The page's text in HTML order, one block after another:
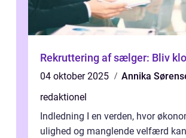
Rekruttering af sælger: Bliv
04 oktober 2025
Annika
redaktionel
Indledning I en verden, hvor
ulighed og manglende velfærd